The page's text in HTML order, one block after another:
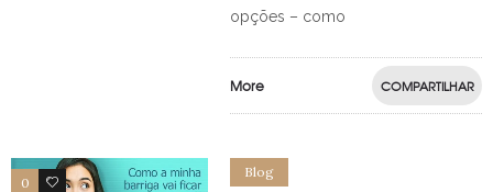
opções – como
More COMPARTILHAR
0 0
Blog